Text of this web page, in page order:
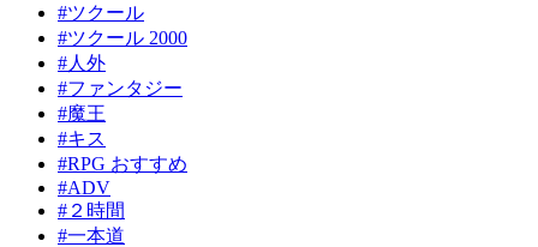
#ツクール
#ツクール 2000
#人外
#ファンタジー
#魔王
#キス
#RPG おすすめ
#ADV
#２時間
#一本道